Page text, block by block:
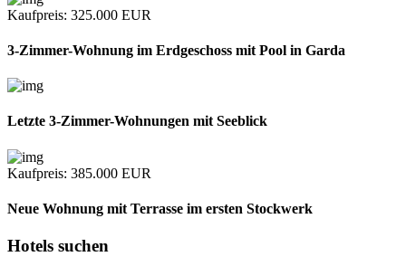
Kaufpreis: 325.000 EUR
3-Zimmer-Wohnung im Erdgeschoss mit Pool in Garda
Letzte 3-Zimmer-Wohnungen mit Seeblick
Kaufpreis: 385.000 EUR
Neue Wohnung mit Terrasse im ersten Stockwerk
Hotels suchen